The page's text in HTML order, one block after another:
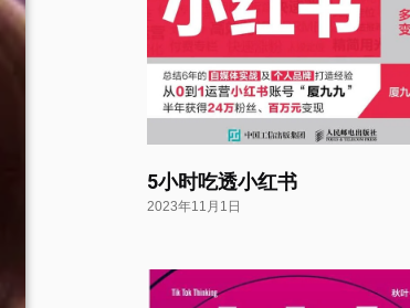
5小时吃透小红书
2023年11月1日